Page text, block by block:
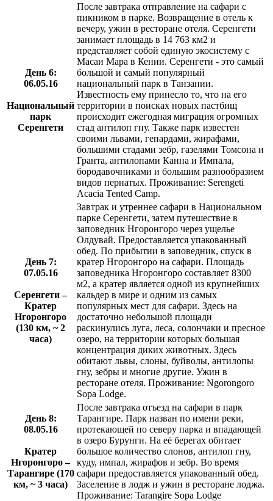
День 6:
06.05.16
Национальный
парк
Серенгети
После завтрака отправление на сафари с
пикником в парке. Возвращение в отель к
вечеру, ужин в ресторане отеля. Серенгети
занимает площадь в 14 763 км2 и
представляет собой единую экосистему с
Масаи Мара в Кении. Серенгети - это самый
большой и самый популярный
национальный парк в Танзании.
Известность ему принесло то, что на его
территории в поисках новых пастбищ
происходит ежегодная миграция огромных
стад антилоп гну. Также парк известен
своими львами, гепардами, жирафами,
большими стадами зебр, газелями Томсона и
Гранта, антилопами Канна и Импала,
бородавочниками и большим разнообразием
видов пернатых. Проживание: Serengeti
Acacia Tented Camp.
День 7:
07.05.16
Серенгети –
Кратер
Нгоронгоро
(130 км, ~ 2
часа)
Завтрак и утреннее сафари в Национальном
парке Серенгети, затем путешествие в
заповедник Нгоронгоро через ущелье
Олдувай. Предоставляется упакованный
обед. По прибытии в заповедник, спуск в
кратер Нгоронгоро на сафари. Площадь
заповедника Нгоронгоро составляет 8300
м2, а кратер является одной из крупнейших
кальдер в мире и одним из самых
популярных мест для сафари. Здесь на
достаточно небольшой площади
раскинулись луга, леса, солончаки и пресное
озеро, на территории которых большая
концентрация диких животных. Здесь
обитают львы, слоны, буйволы, антилопы
гну, зебры и многие другие. Ужин в
ресторане отеля. Проживание: Ngorongoro
Sopa Lodge.
День 8:
08.05.16
Кратер
Нгоронгоро –
Тарангире (170
км, ~ 3 часа)
После завтрака отъезд на сафари в парк
Тарангире. Парк назван по имени реки,
протекающей по северу парка и впадающей
в озеро Бурунги. На её берегах обитает
большое количество слонов, антилоп гну,
куду, импал, жирафов и зебр. Во время
сафари предоставляется упакованный обед.
Заселение в лодж и ужин в ресторане лоджа.
Проживание: Tarangire Sopa Lodge